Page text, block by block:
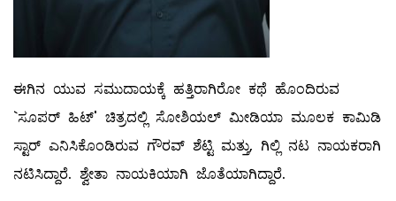
ಈಗಿನ ಯುವ ಸಮುದಾಯಕ್ಕೆ ಹತ್ತಿರಾಗಿರೋ ಕಥೆ ಹೊಂದಿರುವ
`ಸೂಪರ್ ಹಿಟ್' ಚಿತ್ರದಲ್ಲಿ ಸೋಶಿಯಲ್ ಮೀಡಿಯಾ ಮೂಲಕ ಕಾಮಿಡಿ
ಸ್ಟಾರ್ ಎನಿಸಿಕೊಂಡಿರುವ ಗೌರವ್ ಶೆಟ್ಟಿ ಮತ್ತು, ಗಿಲ್ಲಿ ನಟ ನಾಯಕರಾಗಿ
ನಟಿಸಿದ್ದಾರೆ. ಶ್ವೇತಾ ನಾಯಕಿಯಾಗಿ ಜೊತೆಯಾಗಿದ್ದಾರೆ.